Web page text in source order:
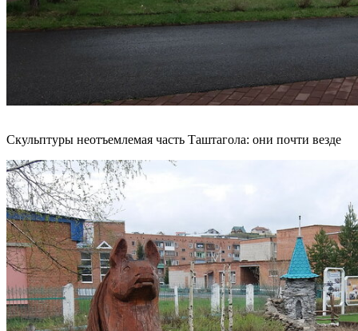
Скульптуры неотъемлемая часть Таштагола: они почти везде